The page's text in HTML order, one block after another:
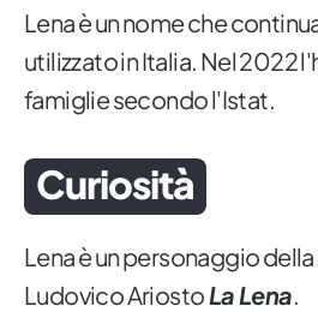
Lena è un nome che
utilizzato in Italia. Nel 2022
famiglie secondo l'Istat.
Curiosità
Lena è un personaggio
Ludovico AriostoLa Lena.